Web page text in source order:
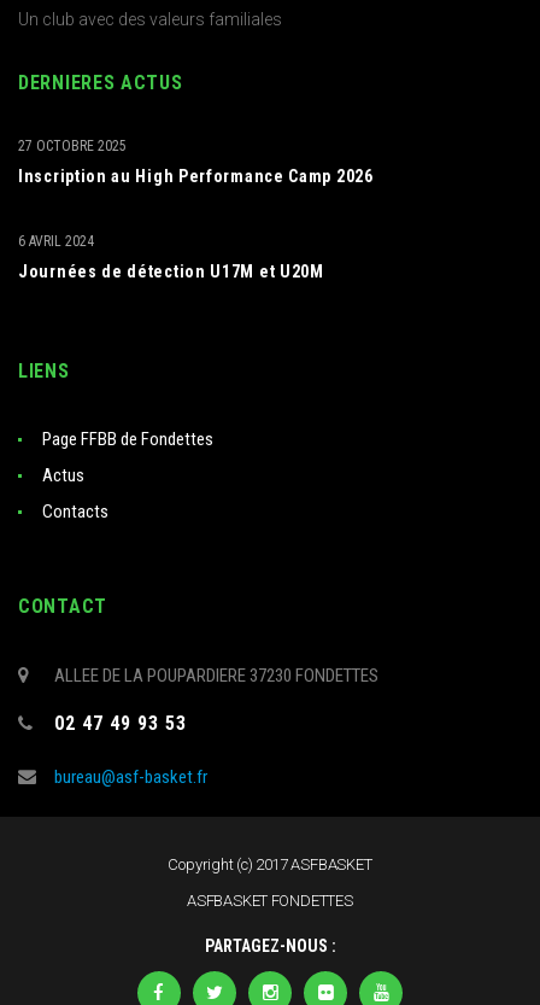
Un club avec des valeurs familiales
DERNIERES ACTUS
Inscription au High Performance Camp 2026
27 OCTOBRE 2025
Journées de détection U17M et U20M
6 AVRIL 2024
LIENS
Page FFBB de Fondettes
Actus
Contacts
CONTACT
ALLEE DE LA POUPARDIERE 37230 FONDETTES
02 47 49 93 53
bureau@asf-basket.fr
Copyright (c) 2017 ASFBASKET
ASFBASKET FONDETTES
PARTAGEZ-NOUS :